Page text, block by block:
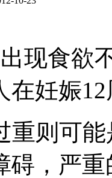
现食欲
在妊娠
则可能
碍，严